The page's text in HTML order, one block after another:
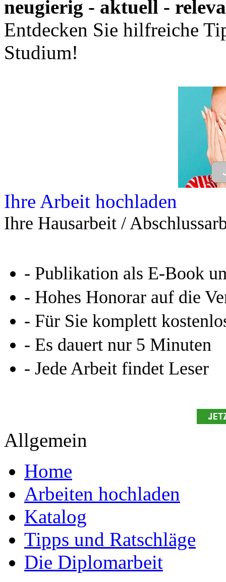
Leseprobe aus 26 Seiten
Online-Magazin von
neugierig - aktuell -
Entdecken Sie hilfreiche
Ihre Hausarbeit /
- Publikation als E-Book
- Hohes Honorar auf die
- Für Sie komplett
- Es dauert nur 5 Minuten
- Jede Arbeit findet Leser